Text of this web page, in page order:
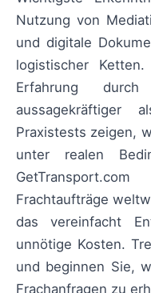
Nutzung von
und digitale
logistischer
Erfahrung
aussagekräftiger
Praxistests zeigen,
unter realen
Frachtaufträge
das vereinfacht
unnötige Kosten.
und beginnen Sie,
Frachanfragen zu